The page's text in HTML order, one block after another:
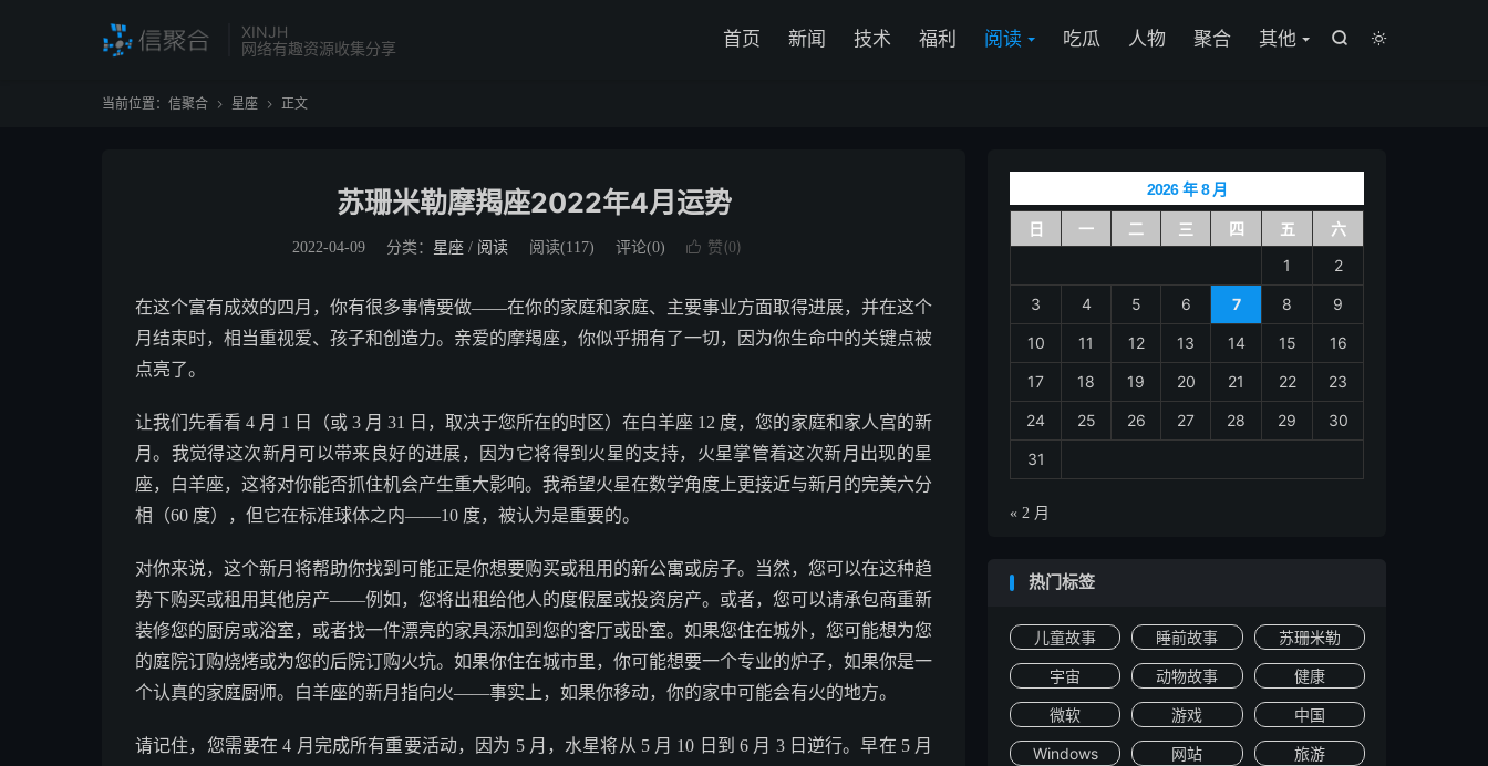
XINJH
网络有趣资源收集分享


首页 新闻 技术 福利 阅读 吃瓜 人物 聚合 其他
当前位置： 信聚合  星座  正文
苏珊米勒摩羯座2022年4月运势
2022-04-09 分类： 星座 / 阅读 阅读(117) 评论(0)  赞(0)
在这个富有成效的四月，你有很多事情要做——在你的家庭和家庭、主要事业方面取得进展，并在这个
月结束时，相当重视爱、孩子和创造力。亲爱的摩羯座，你似乎拥有了一切，因为你生命中的关键点被
点亮了。
让我们先看看 4 月 1 日（或 3 月 31 日，取决于您所在的时区）在白羊座 12 度，您的家庭和家人宫的新
月。我觉得这次新月可以带来良好的进展，因为它将得到火星的支持，火星掌管着这次新月出现的星
座，白羊座，这将对你能否抓住机会产生重大影响。我希望火星在数学角度上更接近与新月的完美六分
相（60 度），但它在标准球体之内——10 度，被认为是重要的。
对你来说，这个新月将帮助你找到可能正是你想要购买或租用的新公寓或房子。当然，您可以在这种趋
势下购买或租用其他房产——例如，您将出租给他人的度假屋或投资房产。或者，您可以请承包商重新
装修您的厨房或浴室，或者找一件漂亮的家具添加到您的客厅或卧室。如果您住在城外，您可能想为您
的庭院订购烧烤或为您的后院订购火坑。如果你住在城市里，你可能想要一个专业的炉子，如果你是一
个认真的家庭厨师。白羊座的新月指向火——事实上，如果你移动，你的家中可能会有火的地方。
请记住，您需要在 4 月完成所有重要活动，因为 5 月，水星将从 5 月 10 日到 6 月 3 日逆行。早在 5 月
2026 年 8 月
日 一 二 三 四 五
六
1
2
3 4 5 6 7 8 9
10 11 12 13 14 15 16
17 18 19 20 21 22 23
24 25 26 27 28 29 30
31
« 2 月
热门标签
儿童故事 睡前故事 苏珊米勒
宇宙 动物故事 健康
微软 游戏 中国
Windows 网站 旅游